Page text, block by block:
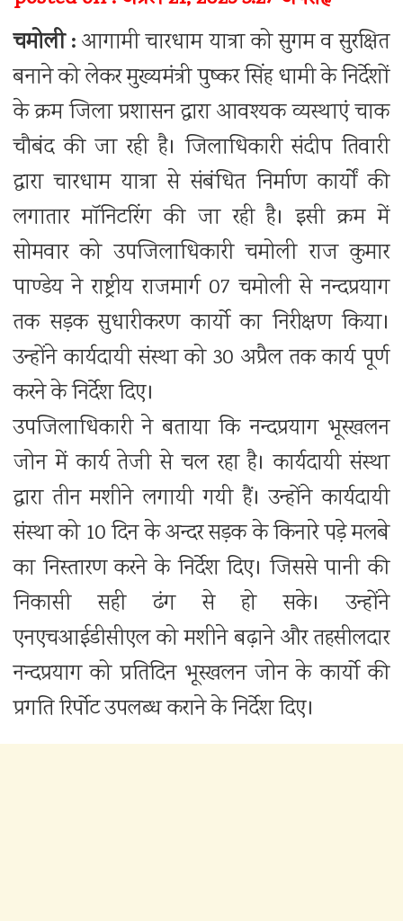
चमोली :आगामी चारधाम यात्रा को सुगम व सुरक्षित
बनाने को लेकर मुख्यमंत्री पुष्कर सिंह धामी के निर्देशों
के क्रम जिला प्रशासन द्वारा आवश्यक व्यस्थाएं चाक
चौबंद की जा रही है। जिलाधिकारी संदीप तिवारी
द्वारा चारधाम यात्रा से संबंधित निर्माण कार्यों की
लगातार मॉनिटरिंग की जा रही है। इसी क्रम में
सोमवार को उपजिलाधिकारी चमोली राज कुमार
पाण्डेय ने राष्ट्रीय राजमार्ग 07 चमोली से नन्दप्रयाग
तक सड़क सुधारीकरण कार्यो का निरीक्षण किया।
उन्होंने कार्यदायी संस्था को 30 अप्रैल तक कार्य पूर्ण
करने के निर्देश दिए।
उपजिलाधिकारी ने बताया कि नन्दप्रयाग भूस्खलन
जोन में कार्य तेजी से चल रहा है। कार्यदायी संस्था
द्वारा तीन मशीने लगायी गयी हैं। उन्होंने कार्यदायी
संस्था को 10 दिन के अन्दर सड़क के किनारे पड़े मलबे
का निस्तारण करने के निर्देश दिए। जिससे पानी की
निकासी सही ढंग से हो सके। उन्होंने
एनएचआईडीसीएल को मशीने बढ़ाने और तहसीलदार
नन्दप्रयाग को प्रतिदिन भूस्खलन जोन के कार्यो की
प्रगति रिर्पोट उपलब्ध कराने के निर्देश दिए।